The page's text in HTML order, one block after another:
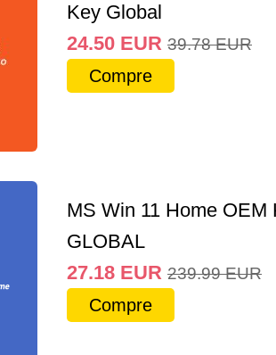
Key Global
24.50 EUR 39.78 EUR
Compre
MS Win 11 Home OEM
GLOBAL
27.18 EUR 239.99 EUR
Compre